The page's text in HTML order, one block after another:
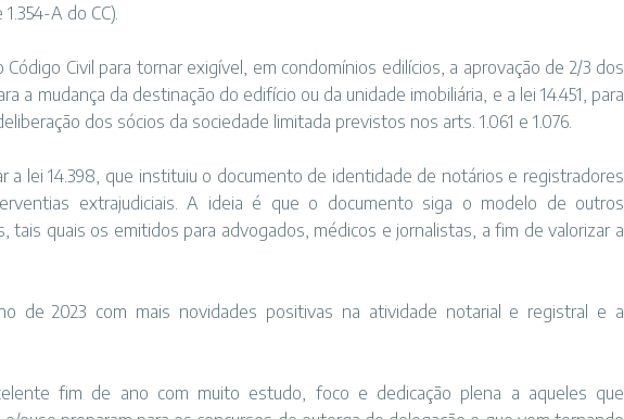
A do CC).
Código Civil para tornar exigível, em condomínios edilícios, a aprovação de 2/3 dos
a mudança da destinação do edifício ou da unidade imobiliária, e a lei 14.451, para
dos sócios da sociedade limitada previstos nos arts. 1.061 e 1.076.
a lei 14.398, que instituiu o documento de identidade de notários e registradores
extrajudiciais. A ideia é que o documento siga o modelo de outros
tais quais os emitidos para advogados, médicos e jornalistas, a fim de valorizar a
de 2023 com mais novidades positivas na atividade notarial e registral e a
fim de ano com muito estudo, foco e dedicação plena a aqueles que